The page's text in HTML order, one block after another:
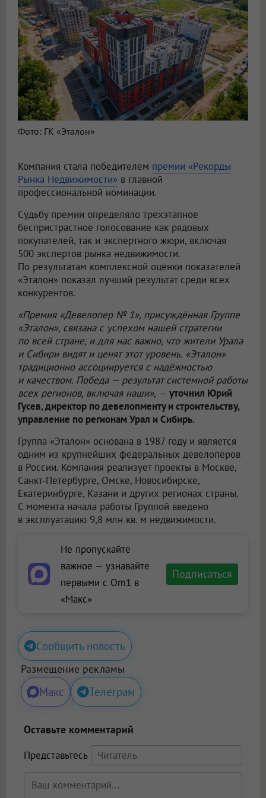
Фото: ГК «Эталон»
Компания стала победителем премии «Рекорды
Рынка Недвижимости» в главной
профессиональной номинации.
Судьбу премии определяло трёхэтапное
беспристрастное голосование как рядовых
покупателей, так и экспертного жюри, включая
500 экспертов рынка недвижимости.
По результатам комплексной оценки показателей
«Эталон» показал лучший результат среди всех
конкурентов.
«Премия «Девелопер № 1», присуждённая Группе
«Эталон», связана с успехом нашей стратегии
по всей стране, и для нас важно, что жители Урала
и Сибири видят и ценят этот уровень. «Эталон»
традиционно ассоциируется с надёжностью
и качеством. Победа — результат системной работы
всех регионов, включая наши», — уточнил Юрий
Гусев, директор по девелопменту и строительству,
управление по регионам Урал и Сибирь.
Группа «Эталон» основана в 1987 году и является
одним из крупнейших федеральных девелоперов
в России. Компания реализует проекты в Москве,
Санкт-Петербурге, Омске, Новосибирске,
Екатеринбурге, Казани и других регионах страны.
С момента начала работы Группой введено
в эксплуатацию 9,8 млн кв. м недвижимости.
Не пропускайте
важное — узнавайте
первыми с Om1 в
«Макс»
Подписаться
Сообщить новость
Размещение рекламы
Макс Телеграм
Оставьте комментарий
Представьтесь